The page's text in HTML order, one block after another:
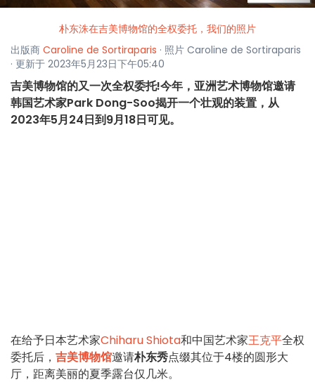
朴东洙在吉美博物馆的全权委托，我们的照片
出版商 Caroline de Sortiraparis · 照片 Caroline de Sortiraparis
· 更新于 2023年5月23日下午05:40
吉美博物馆的又一次全权委托!今年，亚洲艺术博物馆邀请
韩国艺术家Park Dong-Soo揭开一个壮观的装置，从
2023年5月24日到9月18日可见。
在给予日本艺术家Chiharu Shiota和中国艺术家王克平全权
委托后， 吉美博物馆邀请朴东秀点缀其位于4楼的圆形大
厅，距离美丽的夏季露台仅几米。